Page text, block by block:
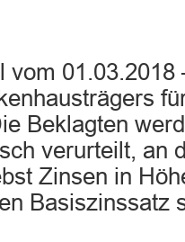
vom 01.03.2018
Beklagten
verurteilt, an
Zinsen in
Basiszinssatz